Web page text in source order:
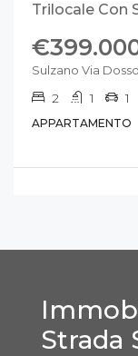
Trilocale Con
Sulzano Via
2 1 1
APPARTAMENTO
Strada